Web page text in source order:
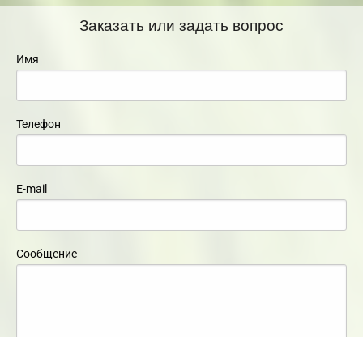
Заказать или задать вопрос
Имя
Телефон
E-mail
Сообщение